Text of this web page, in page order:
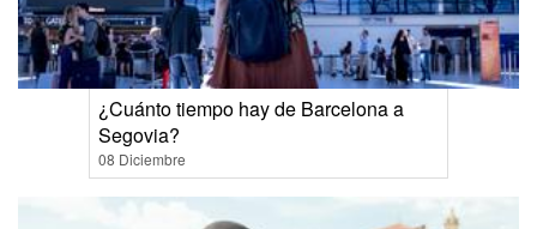
¿Cuánto tiempo hay de Barcelona a
Segovia?
08 Diciembre